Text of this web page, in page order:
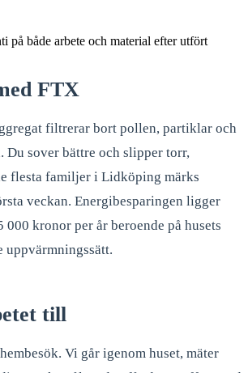
på både arbete och material efter utfört
FTX
filtrerar bort pollen, partiklar och
Du sover bättre och slipper torr,
flesta familjer i Lidköping märks
veckan. Energibesparingen ligger
kronor per år beroende på husets
till
Vi går igenom huset, mäter